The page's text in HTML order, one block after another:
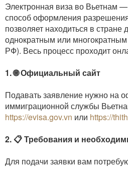
Электронная виза во Вьетнам
способ оформления
позволяет находиться в стране
однократным или
РФ). Весь процесс проходит
1. 🌐 Официальный сайт
Подавать заявление нужно на
иммиграционной службы
https://evisa.gov.vn или https://
2. 📋 Требования и
Для подачи заявки вам